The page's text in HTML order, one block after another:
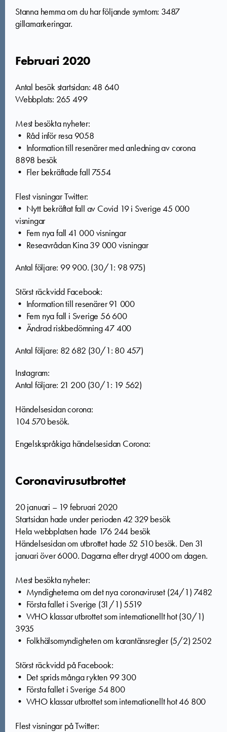
Stanna hemma om du har följande symtom: 3487
gillamarkeringar.
Februari 2020
Antal besök startsidan: 48 640
Webbplats: 265 499
Mest besökta nyheter:
• Råd inför resa 9058
• Information till resenärer med anledning av corona
8898 besök
• Fler bekräftade fall 7554
Flest visningar Twitter:
• Nytt bekräftat fall av Covid 19 i Sverige 45 000
visningar
• Fem nya fall 41 000 visningar
• Reseavrådan Kina 39 000 visningar
Antal följare: 99 900. (30/1: 98 975)
Störst räckvidd Facebook:
• Information till resenärer 91 000
• Fem nya fall i Sverige 56 600
• Ändrad riskbedömning 47 400
Antal följare: 82 682 (30/1: 80 457)
Instagram:
Antal följare: 21 200 (30/1: 19 562)
Händelsesidan corona:
104 570 besök.
Engelskspråkiga händelsesidan Corona:
Coronavirusutbrottet
20 januari – 19 februari 2020
Startsidan hade under perioden 42 329 besök
Hela webbplatsen hade 176 244 besök
Händelsesidan om utbrottet hade 52 510 besök. Den 31
januari över 6000. Dagarna efter drygt 4000 om dagen.
Mest besökta nyheter:
• Myndigheterna om det nya coronaviruset (24/1) 7482
• Första fallet i Sverige (31/1) 5519
• WHO klassar utbrottet som internationellt hot (30/1)
3935
• Folkhälsomyndigheten om karantänsregler (5/2) 2502
Störst räckvidd på Facebook:
• Det sprids många rykten 99 300
• Första fallet i Sverige 54 800
• WHO klassar utbrottet som internationellt hot 46 800
Flest visningar på Twitter: